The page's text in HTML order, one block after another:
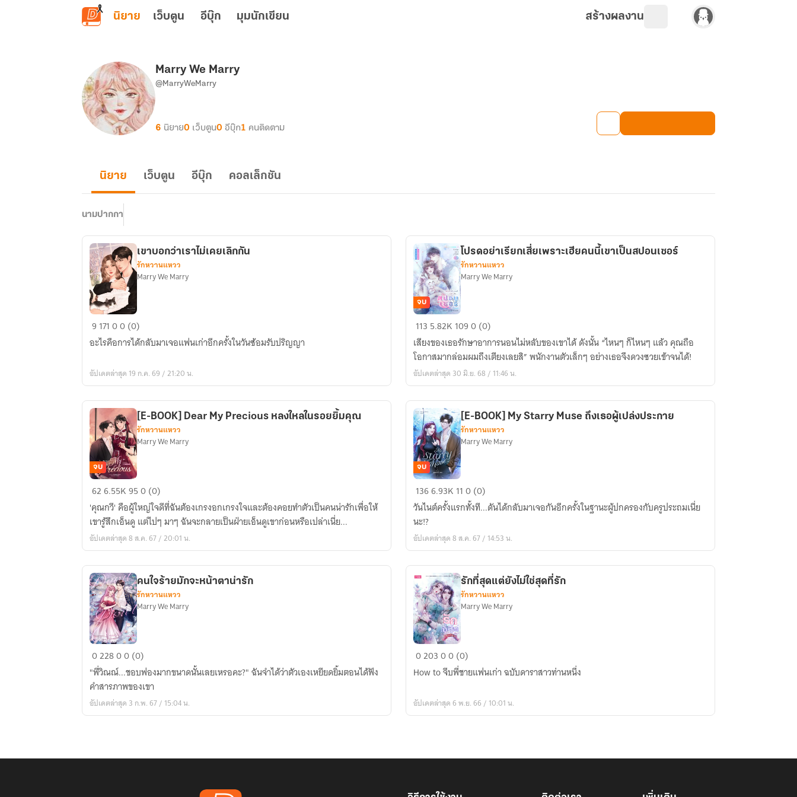
ข้ามไปยังเนื้อหาหลัก
นิยาย เว็บตูน อีบุ๊ก มุมนักเขียน สร้างผลงาน
Marry We Marry
@MarryWeMarry
6 นิยาย0 เว็บตูน0 อีบุ๊ก1 คนติดตาม
นิยาย เว็บตูน อีบุ๊ก คอลเล็กชัน
นามปากกา
เขา
บอก
ว่า
ไม่
เลิก
กัน
เขาบอกว่าเราไม่เคยเลิกกัน
รักหวานแหวว
Marry We Marry
9 17100 (0)
อะไรคือการได้กลับมาเจอแฟนเก่าอีกครั้งในวันซ้อมรับปริญญา
อัปเดตล่าสุด 19 ก.ค. 69 / 21:20 น.
โปรด
อย่า
เรียก
เสี่ย
เพราะ
คน
นี้
เขา
เป็น
ส
ปอน
เซอร์
จบ
โปรดอย่าเรียกเสี่ยเพราะเฮียคนนี้เขาเป็นสปอนเซอร์
รักหวานแหวว
Marry We Marry
113 5.82K 1090 (0)
เสียงของเธอรักษาอาการนอนไม่หลับของเขาได้ ดังนั้น “ไหนๆ ก็ไหนๆ แล้ว คุณถือ
โอกาสมากล่อมผมถึงเตียงเลยสิ” พนักงานตัวเล็กๆ อย่างเธอจึงดวงซวยเข้าจนได้!
อัปเดตล่าสุด 30 มิ.ย. 68 / 11:46 น.
[E-
BOOK]
Dear
My
Precious
ใน
รอย
ยิ้ม
คุณ
จบ
[E-BOOK] Dear My Precious หลงใหลในรอยยิ้มคุณ
รักหวานแหวว
Marry We Marry
626.55K950 (0)
'คุณกวี' คือผู้ใหญ่ใจดีที่ฉันต้องเกรงอกเกรงใจและต้องคอยทำตัวเป็นคนน่ารักเพื่อให้
เขารู้สึกเอ็นดู แต่ไปๆ มาๆ ฉันจะกลายเป็นฝ่ายเอ็นดูเขาก่อนหรือเปล่าเนี่ย...
อัปเดตล่าสุด 8 ส.ค. 67 / 20:01 น.
[E-
BOOK]
My
Starry
Muse
ผู้
เปล่ง
ประกาย
จบ
[E-BOOK] My Starry Muse ถึงเธอผู้เปล่งประกาย
รักหวานแหวว
Marry We Marry
1366.93K 110 (0)
วันไนต์ครั้งแรกทั้งที...ดันได้กลับมาเจอกันอีกครั้งในฐานะผู้ปกครองกับครูประถมเนี่ย
นะ!?
อัปเดตล่าสุด 8 ส.ค. 67 / 14:53 น.
คน
ใจร้าย
มัก
จะ
หน้าตา
คนใจร้ายมักจะหน้าตาน่ารัก
รักหวานแหวว
Marry We Marry
022800 (0)
"พี่วิณณ์...ชอบฟองมากขนาดนั้นเลยเหรอคะ?" ฉันจำได้ว่าตัวเองเหยียดยิ้มตอนได้ฟัง
คำสารภาพของเขา
อัปเดตล่าสุด 3 ก.พ. 67 / 15:04 น.
รัก
แต่
ไม่ใช่
รักที่สุดแต่ยังไม่ใช่สุดที่รัก
รักหวานแหวว
Marry We Marry
020300 (0)
How to จีบพี่ชายแฟนเก่า ฉบับดาราสาวท่านหนึ่ง
อัปเดตล่าสุด 6 พ.ย. 66 / 10:01 น.